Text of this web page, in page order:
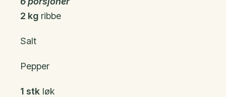
2 kg ribbe
Salt
Pepper
1 stk løk